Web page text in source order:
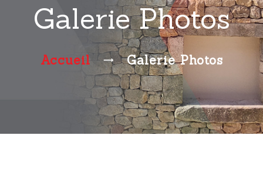
Galerie Photos
Accueil Galerie Photos